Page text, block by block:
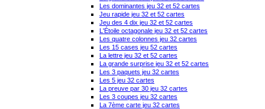
Les dominantes jeu 32 et 52 cartes
Jeu rapide jeu 32 et 52 cartes
Jeu des 4 dix jeu 32 et 52 cartes
L'Étoile octagonale jeu 32 et 52 cartes
Les quatre colonnes jeu 32 cartes
Les 15 cases jeu 52 cartes
La lettre jeu 32 et 52 cartes
La grande surprise jeu 32 et 52 cartes
Les 3 paquets jeu 32 cartes
Les 5 jeu 32 cartes
La preuve par 30 jeu 32 cartes
Les 3 coupes jeu 32 cartes
La 7ème carte jeu 32 cartes